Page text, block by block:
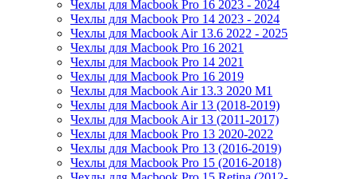
Чехлы для Macbook Pro 16 2023 - 2024
Чехлы для Macbook Pro 14 2023 - 2024
Чехлы для Macbook Air 13.6 2022 - 2025
Чехлы для Macbook Pro 16 2021
Чехлы для Macbook Pro 14 2021
Чехлы для Macbook Pro 16 2019
Чехлы для Macbook Air 13.3 2020 M1
Чехлы для Macbook Air 13 (2018-2019)
Чехлы для Macbook Air 13 (2011-2017)
Чехлы для Macbook Pro 13 2020-2022
Чехлы для Macbook Pro 13 (2016-2019)
Чехлы для Macbook Pro 15 (2016-2018)